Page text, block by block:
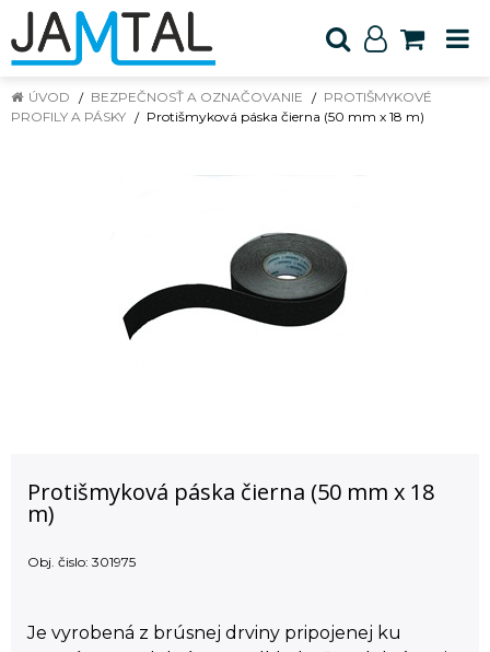
ÚVOD BEZPEČNOSŤ A OZNAČOVANIE
PROTIŠMYKOVÉ
PROFILY A PÁSKY
Protišmyková páska čierna (50 mm x 18 m)
Protišmyková páska čierna (50 mm x 18
m)
Obj. čislo: 301975
Je vyrobená z brúsnej drviny pripojenej ku